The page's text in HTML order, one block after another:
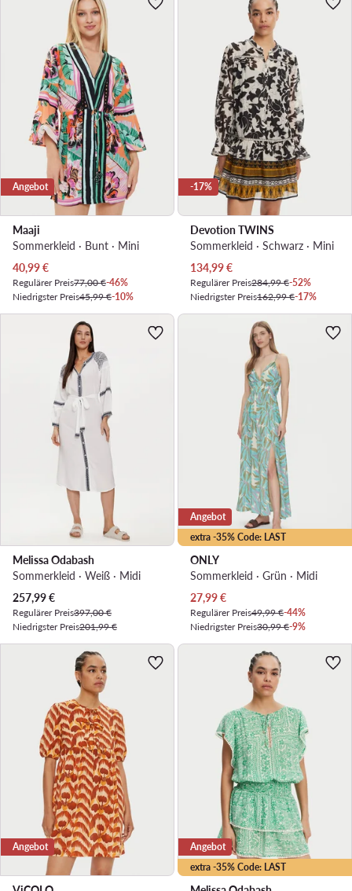
Angebot
Maaji
Sommerkleid · Bunt · Mini
Aktueller Preis
40,99€
Regulärer Preis77,00 €-46%
Niedrigster Preis45,99 €-10%
-17%
Devotion TWINS
Sommerkleid · Schwarz · Mini
Aktueller Preis
134,99€
Regulärer Preis284,99 €-52%
Niedrigster Preis162,99 €-17%
Melissa Odabash
Sommerkleid · Weiß · Midi
Aktueller Preis
257,99€
Regulärer Preis397,00 €
Niedrigster Preis201,99 €
extra -35% Code: LAST
Angebot
ONLY
Sommerkleid · Grün · Midi
Aktueller Preis
27,99€
Regulärer Preis49,99 €-44%
Niedrigster Preis30,99 €-9%
Angebot
extra -35% Code: LAST
Angebot